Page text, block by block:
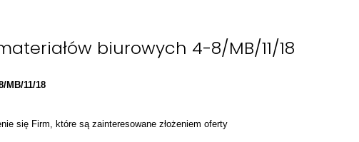
biurowych 4-8/MB/11/18
MB/11/18
się Firm, które są zainteresowane złożeniem oferty